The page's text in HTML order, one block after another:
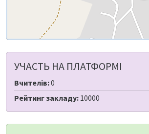
УЧАСТЬ НА ПЛАТФОРМІ
Вчителів:0
Рейтинг закладу: 10000